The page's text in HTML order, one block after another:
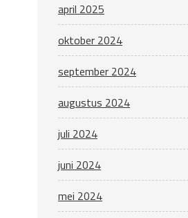
april 2025
oktober 2024
september 2024
augustus 2024
juli 2024
juni 2024
mei 2024